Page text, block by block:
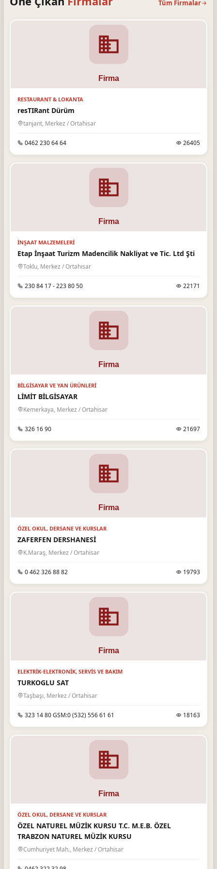
Tüm Firmalar
RESTAURANT & LOKANTA
resTIRant Dürüm
tanjant, Merkez / Ortahisar
0462 230 64 64 26405
İNŞAAT MALZEMELERI
Etap İnşaat Turizm Madencilik Nakliyat ve Tic. Ltd Şti
Toklu, Merkez / Ortahisar
230 84 17 - 223 80 50 22171
BILGISAYAR VE YAN ÜRÜNLERI
LİMİT BİLGİSAYAR
Kemerkaya, Merkez / Ortahisar
326 16 90 21697
ÖZEL OKUL, DERSANE VE KURSLAR
ZAFERFEN DERSHANESİ
K.Maraş, Merkez / Ortahisar
0 462 326 88 82 19793
ELEKTRIK-ELEKTRONIK, SERVIS VE BAKIM
TURKOGLU SAT
Taşbaşı, Merkez / Ortahisar
323 14 80 GSM:0 (532) 556 61 61 18163
ÖZEL OKUL, DERSANE VE KURSLAR
ÖZEL NATUREL MÜZİK KURSU T.C. M.E.B. ÖZEL
TRABZON NATUREL MÜZİK KURSU
Cumhuriyet Mah., Merkez / Ortahisar